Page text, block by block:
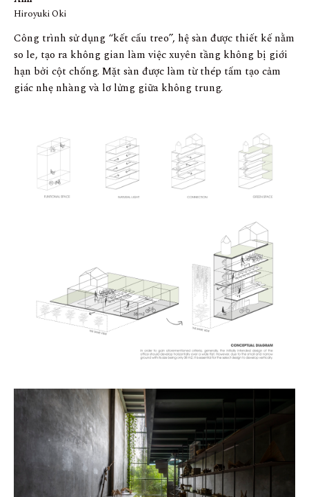
Hiroyuki Oki
Công trình sử dụng “kết cấu treo”, hệ sàn được thiết kế nằm
so le, tạo ra không gian làm việc xuyên tầng không bị giới
hạn bởi cột chống. Mặt sàn được làm từ thép tấm tạo cảm
giác nhẹ nhàng và lơ lửng giữa không trung.